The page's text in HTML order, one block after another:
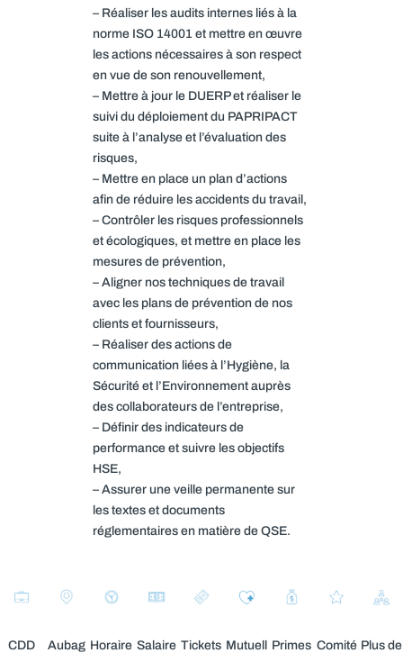
– Réaliser les audits internes liés à la
norme ISO 14001 et mettre en œuvre
les actions nécessaires à son respect
en vue de son renouvellement,
– Mettre à jour le DUERP et réaliser le
suivi du déploiement du PAPRIPACT
suite à l’analyse et l’évaluation des
risques,
– Mettre en place un plan d’actions
afin de réduire les accidents du travail,
– Contrôler les risques professionnels
et écologiques, et mettre en place les
mesures de prévention,
– Aligner nos techniques de travail
avec les plans de prévention de nos
clients et fournisseurs,
– Réaliser des actions de
communication liées à l’Hygiène, la
Sécurité et l’Environnement auprès
des collaborateurs de l’entreprise,
– Définir des indicateurs de
performance et suivre les objectifs
HSE,
– Assurer une veille permanente sur
les textes et documents
réglementaires en matière de QSE.
CDD
Aubag Horaire Salaire Tickets Mutuell Primes Comité Plus de